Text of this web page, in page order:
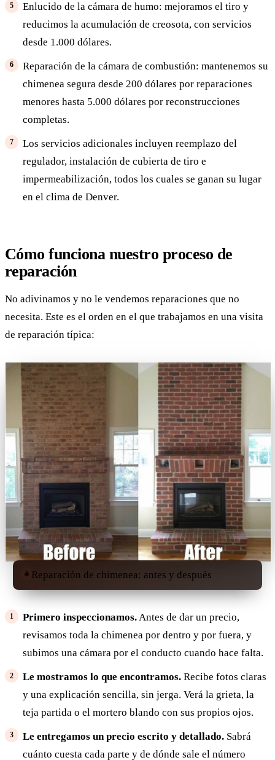
Enlucido de la cámara de humo: mejoramos el tiro y
reducimos la acumulación de creosota, con servicios
desde 1.000 dólares.
Reparación de la cámara de combustión: mantenemos su
chimenea segura desde 200 dólares por reparaciones
menores hasta 5.000 dólares por reconstrucciones
completas.
Los servicios adicionales incluyen reemplazo del
regulador, instalación de cubierta de tiro e
impermeabilización, todos los cuales se ganan su lugar
en el clima de Denver.
Cómo funciona nuestro proceso de
reparación
No adivinamos y no le vendemos reparaciones que no
necesita. Este es el orden en el que trabajamos en una visita
de reparación típica:
Reparación de chimenea: antes y después
Primero inspeccionamos.Antes de dar un precio,
revisamos toda la chimenea por dentro y por fuera, y
subimos una cámara por el conducto cuando hace falta.
Le mostramos lo que encontramos.Recibe fotos claras
y una explicación sencilla, sin jerga. Verá la grieta, la
teja partida o el mortero blando con sus propios ojos.
Le entregamos un precio escrito y detallado.Sabrá
cuánto cuesta cada parte y de dónde sale el número